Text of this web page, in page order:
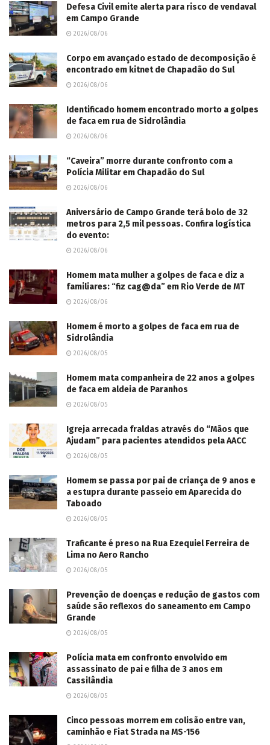
Defesa Civil emite alerta para risco de vendaval
em Campo Grande
2026/08/06
Corpo em avançado estado de decomposição é
encontrado em kitnet de Chapadão do Sul
2026/08/06
Identificado homem encontrado morto a golpes
de faca em rua de Sidrolândia
2026/08/06
“Caveira” morre durante confronto com a
Polícia Militar em Chapadão do Sul
2026/08/06
Aniversário de Campo Grande terá bolo de 32
metros para 2,5 mil pessoas. Confira logística
do evento:
2026/08/06
Homem mata mulher a golpes de faca e diz a
familiares: “fiz cag@da” em Rio Verde de MT
2026/08/06
Homem é morto a golpes de faca em rua de
Sidrolândia
2026/08/05
Homem mata companheira de 22 anos a golpes
de faca em aldeia de Paranhos
2026/08/05
Igreja arrecada fraldas através do “Mãos que
Ajudam” para pacientes atendidos pela AACC
2026/08/05
Homem se passa por pai de criança de 9 anos e
a estupra durante passeio em Aparecida do
Taboado
2026/08/05
Traficante é preso na Rua Ezequiel Ferreira de
Lima no Aero Rancho
2026/08/05
Prevenção de doenças e redução de gastos com
saúde são reflexos do saneamento em Campo
Grande
2026/08/05
Polícia mata em confronto envolvido em
assassinato de pai e filha de 3 anos em
Cassilândia
2026/08/05
Cinco pessoas morrem em colisão entre van,
caminhão e Fiat Strada na MS-156